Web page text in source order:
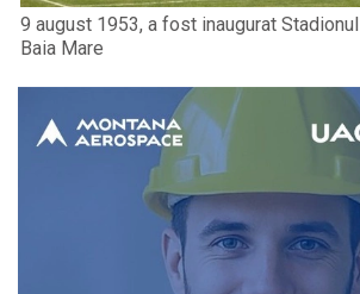
9 august 1953, a fost inaugurat Stadionul
Baia Mare